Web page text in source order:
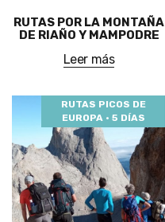
RUTAS POR LA MONTAÑA
DE RIAÑO Y MAMPODRE
Leer más
RUTAS PICOS DE
EUROPA · 5 DÍAS